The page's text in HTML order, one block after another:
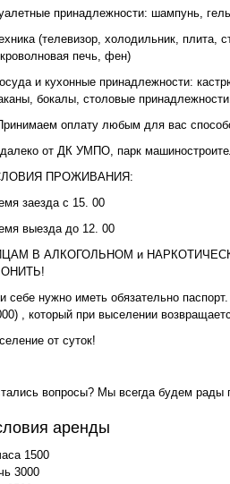
принадлежности: шампунь,
(телевизор, холодильник, плита,
печь, фен)
и кухонные принадлежности:
бокалы, столовые
оплату любым для вас
от ДК УМПО, парк
ПРОЖИВАНИЯ:
заезда с 15. 00
выезда до 12. 00
В АЛКОГОЛЬНОМ и
себе нужно иметь обязательно
, который при выселении
от суток!
вопросы? Мы всегда будем рады
аренды
1500
3000